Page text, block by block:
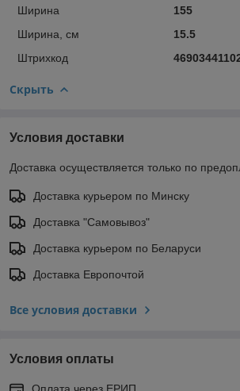
Ширина
155
Ширина, см
15.5
Штрихкод
Скрыть
Условия доставки
Доставка осуществляется только по
Доставка курьером по Минску
Доставка "Самовывоз"
Доставка курьером по Беларуси
Доставка Европочтой
Все условия доставки
Условия оплаты
Оплата через ЕРИП